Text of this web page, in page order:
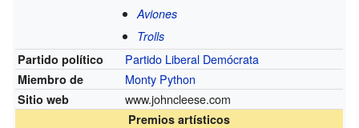
Aviones
Trolls
Partido político
Partido Liberal Demócrata
Miembro de Monty Python
Sitio web www.johncleese.com
Premios artísticos